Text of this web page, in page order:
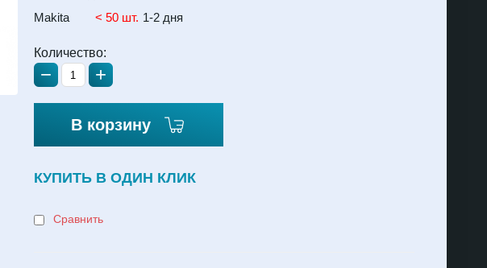
Makita
< 50 шт. 1-2 дня
Количество:
− +
В корзину
КУПИТЬ В ОДИН КЛИК
Сравнить